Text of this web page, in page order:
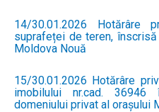
14/30.01.2026 Hotărâre
suprafeței de teren, înscrisă
Moldova Nouă
15/30.01.2026 Hotărâre
imobilului nr.cad.
domeniului privat al orașului